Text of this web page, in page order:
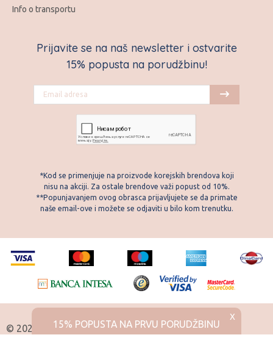
Prijavite se na naš newsletter i ostvarite
15% popusta na porudžbinu!
*Kod se primenjuje na proizvode korejskih brendova koji
nisu na akciji. Za ostale brendove važi popust od 10%.
**Popunjavanjem ovog obrasca prijavljujete se da primate
naše email-ove i možete se odjaviti u bilo kom trenutku.
Info o transportu
© 2026 Skintemple15% POPUSTA NA PRVU PORUDŽBINU
X